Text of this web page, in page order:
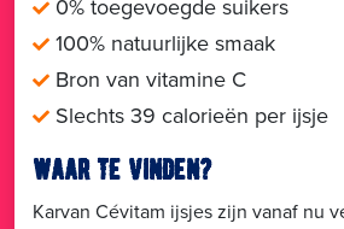
0% toegevoegde suikers
100% natuurlijke smaak
Bron van vitamine C
Slechts 39 calorieën per ijsje
waar te vinden?
Karvan Cévitam ijsjes zijn vanaf nu